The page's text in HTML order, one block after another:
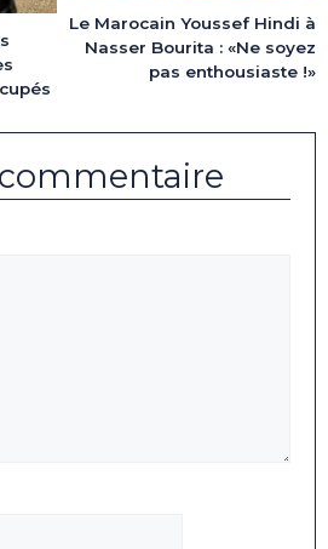
Le Marocain Youssef Hindi à
Nasser Bourita : «Ne soyez
pas enthousiaste !»